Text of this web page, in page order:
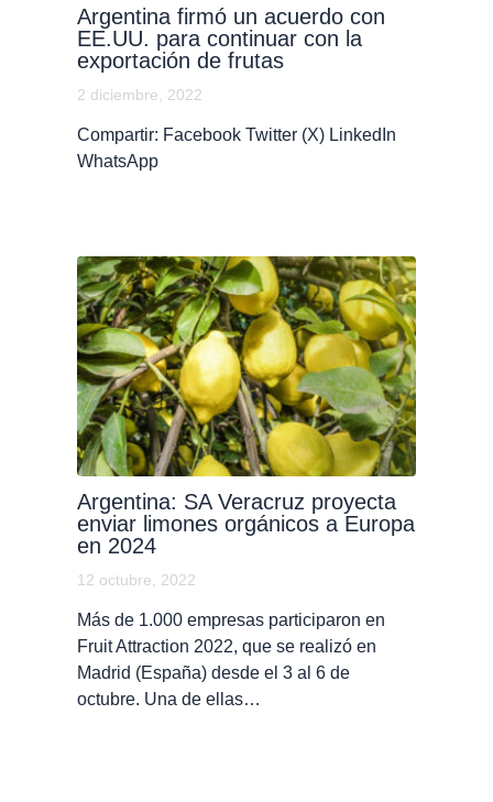
Argentina firmó un acuerdo con
EE.UU. para continuar con la
exportación de frutas
2 diciembre, 2022
Compartir: Facebook Twitter (X) LinkedIn
WhatsApp
Argentina: SA Veracruz proyecta
enviar limones orgánicos a Europa
en 2024
12 octubre, 2022
Más de 1.000 empresas participaron en
Fruit Attraction 2022, que se realizó en
Madrid (España) desde el 3 al 6 de
octubre. Una de ellas…